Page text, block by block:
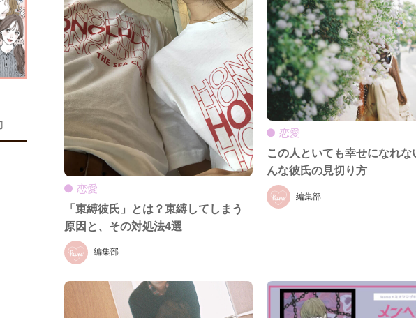
編集部
恋愛
「束縛彼氏」とは？束縛してしまう
原因と、その対処法4選
編集部
恋愛
この人といても幸せになれな
んな彼氏の見切り方